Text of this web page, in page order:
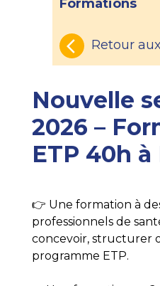
Formations
Retour
Nouvelle
2026 –
ETP 40h à
👉 Une formation à
professionnels de
concevoir, structurer
programme ETP.